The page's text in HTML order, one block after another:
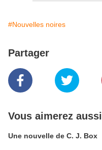
#Nouvelles noires
Partager
Vous aimerez aussi
Une nouvelle de C. J. Box